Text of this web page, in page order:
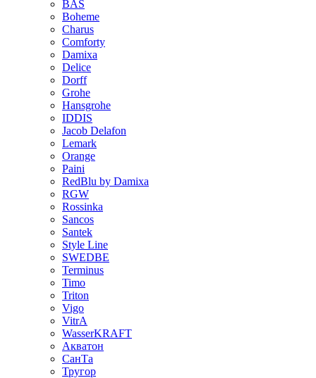
BAS
Boheme
Charus
Comforty
Damixa
Delice
Dorff
Grohe
Hansgrohe
IDDIS
Jacob Delafon
Lemark
Orange
Paini
RedBlu by Damixa
RGW
Rossinka
Sancos
Santek
Style Line
SWEDBE
Terminus
Timo
Triton
Vigo
VitrA
WasserKRAFT
Акватон
СанТа
Тругор